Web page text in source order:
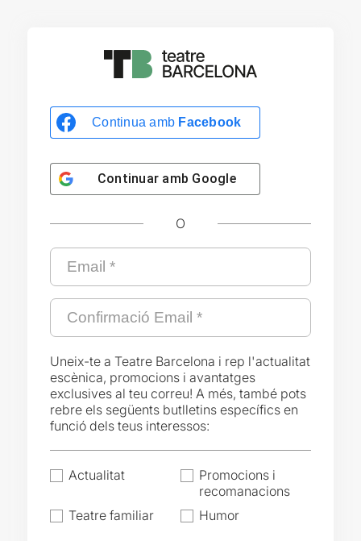
Continua amb Facebook
Continuar amb Google
O
Uneix-te a Teatre Barcelona i rep l'actualitat
escènica, promocions i avantatges
exclusives al teu correu! A més, també pots
rebre els següents butlletins específics en
funció dels teus interessos:
Actualitat
Promocions i
recomanacions
Teatre familiar
Humor